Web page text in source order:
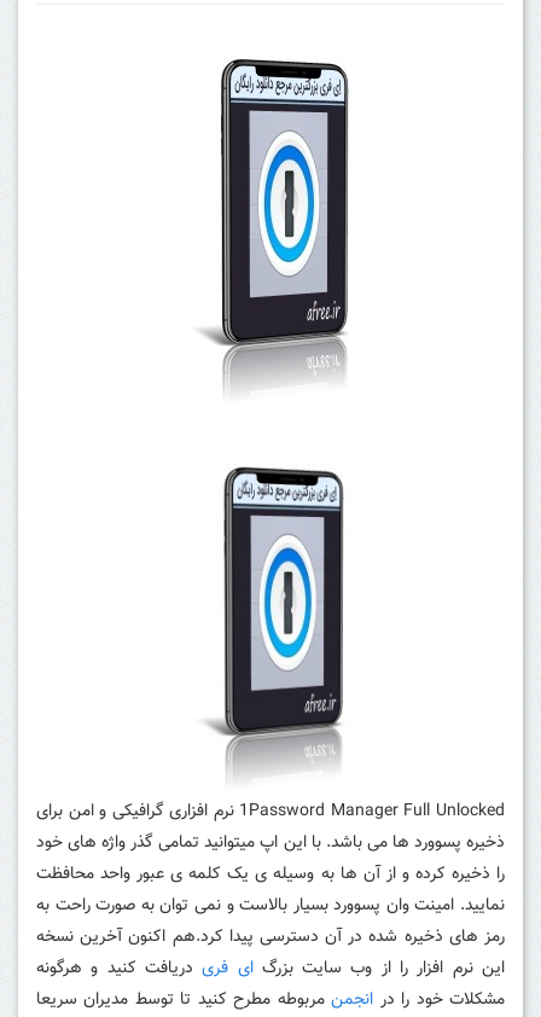
1Password Manager Full Unlocked نرم افزاری گرافیکی و امن برای
ذخیره پسوورد ها می باشد. با این اپ میتوانید تمامی گذر واژه های خود
را ذخیره کرده و از آن ها به وسیله ی یک کلمه ی عبور واحد محافظت
نمایید. امینت وان پسوورد بسیار بالاست و نمی توان به صورت راحت به
رمز های ذخیره شده در آن دسترسی پیدا کرد.هم اکنون آخرین نسخه
این نرم افزار را از وب سایت بزرگای فریدریافت کنید و هرگونه
مشکلات خود را در انجمنمربوطه مطرح کنید تا توسط مدیران سریعا